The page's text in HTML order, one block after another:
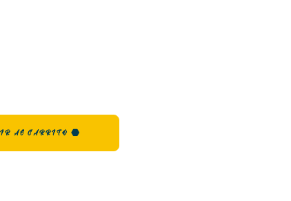
AL CARRITO